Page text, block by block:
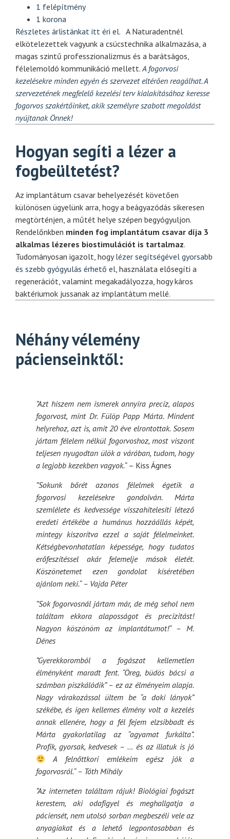
1 felépítmény
1 korona
Részletes árlistánkat itt éri el. A Naturadentnél
elkötelezettek vagyunk a csúcstechnika alkalmazása, a
magas szintű professzionalizmus és a barátságos,
félelemoldó kommunikáció mellett. A fogorvosi
kezelésekre minden egyén és szervezet eltérően reagálhat. A
szervezetének megfelelő kezelési terv kialakításához keresse
fogorvos szakértőinket, akik személyre szabott megoldást
nyújtanak Önnek!
Hogyan segíti a lézer a
fogbeültetést?
Az implantátum csavar behelyezését követően
különösen ügyelünk arra, hogy a beágyazódás sikeresen
megtörténjen, a műtét helye szépen begyógyuljon.
Rendelőnkben minden fog implantátum csavar díja 3
alkalmas lézeres biostimulációt is tartalmaz.
Tudományosan igazolt, hogylézer segítségével gyorsabb
és szebb gyógyulás érhető el , használata elősegíti a
regenerációt, valamint megakadályozza, hogy káros
baktériumok jussanak az implantátum mellé.
Néhány vélemény
pácienseinktől:
”Azt hiszem nem ismerek annyira precíz, alapos
fogorvost, mint Dr. Fülöp Papp Márta. Mindent
helyrehoz, azt is, amit 20 éve elrontottak. Sosem
jártam félelem nélkül fogorvoshoz, most viszont
teljesen nyugodtan ülök a váróban, tudom, hogy
a legjobb kezekben vagyok.“– Kiss Ágnes
”Sokunk bőrét azonos félelmek égetik a
fogorvosi kezelésekre gondolván. Márta
szemlélete és kedvessége visszahitelesíti létező
eredeti értékébe a humánus hozzáállás képét,
mintegy kiszorítva ezzel a saját félelmeinket.
Kétségbevonhatatlan képessége, hogy tudatos
erőfeszítéssel akár felemelje mások életét.
Köszönetemet ezen gondolat kíséretében
ajánlom neki.“ – Vajda Péter
”Sok fogorvosnál jártam már, de még sehol nem
találtam ekkora alaposságot és precizitást!
Nagyon köszönöm az implantátumot!“ – M.
Dénes
”Gyerekkoromból a fogászat kellemetlen
élményként maradt fent. “Öreg, büdös bácsi a
számban piszkálódik” – ez az élményeim alapja.
Nagy várakozással ültem be “a doki lányok”
székébe, és igen kellemes élmény volt a kezelés
annak ellenére, hogy a fél fejem elzsibbadt és
Márta gyakorlatilag az “agyamat furkálta”.
Profik, gyorsak, kedvesek – … és az illatuk is jó
A felnőttkori emlékeim egész jók a
fogorvosról.“ – Tóth Mihály
”Az interneten találtam rájuk! Biológiai fogászt
kerestem, aki odafigyel és meghallgatja a
páciensét, nem utolsó sorban megbeszéli vele az
anyagiakat és a lehető legpontosabban és